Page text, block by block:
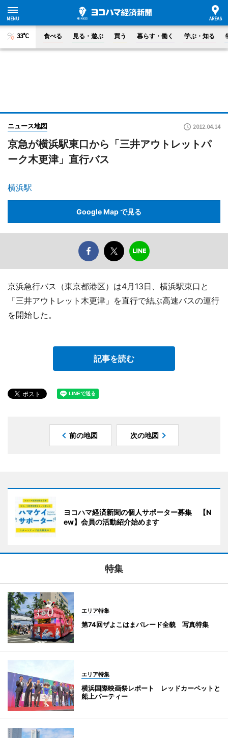
33°C 食べる 見る・遊ぶ 買う 暮らす・働く 学ぶ・知る
ニュース地図 2012.04.14
京急が横浜駅東口から「三井アウトレットパ
ーク木更津」直行バス
横浜駅
Google Map で見る
京浜急行バス（東京都港区）は4月13日、横浜駅東口と
「三井アウトレット木更津」を直行で結ぶ高速バスの運行
を開始した。
記事を読む
前の地図 次の地図
ヨコハマ経済新聞の個人サポーター募集 【N
ew】会員の活動紹介始めます
特集
エリア特集
第74回ザよこはまパレード全貌 写真特集
エリア特集
横浜国際映画祭レポート レッドカーペットと
船上パーティー